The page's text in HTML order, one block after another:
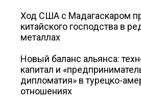
Ход США с Мадагаскаром
китайского господства в
металлах
Новый баланс альянса:
капитал и
дипломатия» в турецко-
отношениях